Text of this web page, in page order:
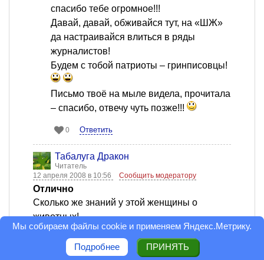
спасибо тебе огромное!!!
Давай, давай, обживайся тут, на «ШЖ»
да настраивайся влиться в ряды
журналистов!
Будем с тобой патриоты – гринписовцы!
Письмо твоё на мыле видела, прочитала
– спасибо, отвечу чуть позже!!!
0 Ответить
Табалуга Дракон
Читатель
12 апреля 2008 в 10:56
Сообщить модератору
Отлично
Сколько же знаний у этой женщины о
животных!
Сколько статей и подробностей в них о
необходимых условиях содержания!
Мы собираем файлы cookie и применяем Яндекс.Метрику.
Подробнее ПРИНЯТЬ